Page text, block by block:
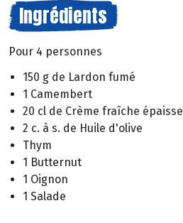
Ingrédients
Pour 4 personnes
150 g de Lardon fumé
1 Camembert
20 cl de Crème fraîche épaisse
2 c. à s. de Huile d'olive
Thym
1 Butternut
1 Oignon
1 Salade